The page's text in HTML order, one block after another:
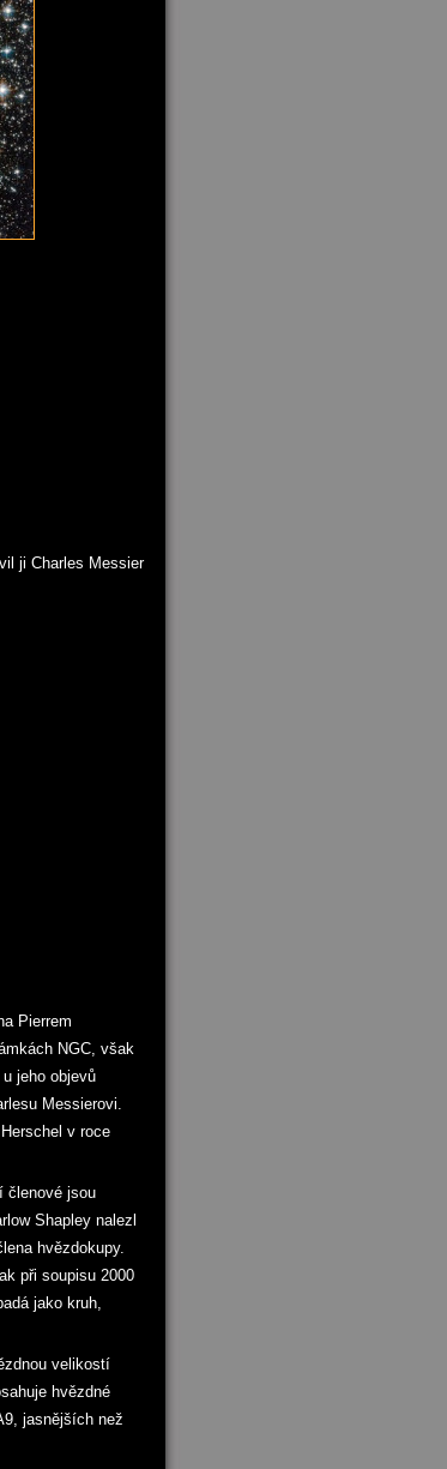
ji Charles Messier
Pierrem
NGC, však
jeho objevů
Messierovi.
v roce
členové jsou
Shapley nalezl
hvězdokupy.
při soupisu 2000
jako kruh,
velikostí
hvězdné
jasnějších než